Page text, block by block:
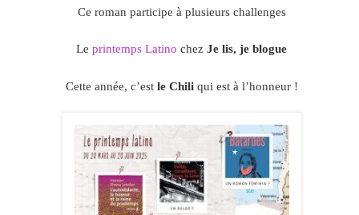
Ce roman participe à plusieurs challenges
Le printemps Latino chez Je lis, je blogue
Cette année, c’est le Chiliqui est à l’honneur !